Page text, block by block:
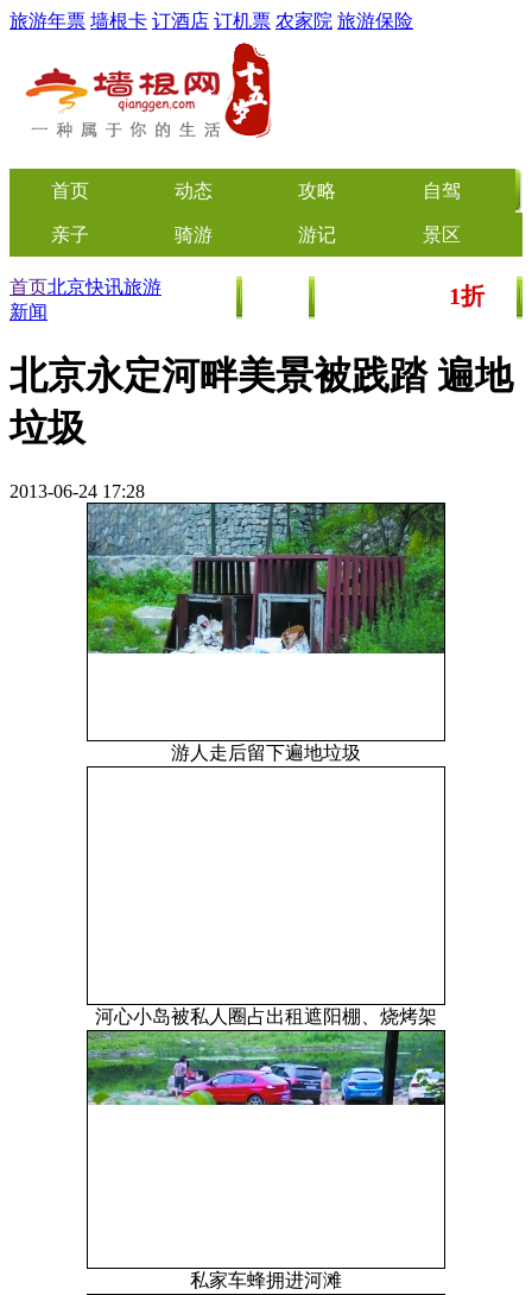
旅游年票 墙根卡 订酒店 订机票 农家院 旅游保险
首页 动态 攻略 自驾
亲子 骑游 游记 景区
1折起
首页北京快讯旅游
新闻
北京永定河畔美景被践踏 遍地
垃圾
2013-06-24 17:28
游人走后留下遍地垃圾
河心小岛被私人圈占出租遮阳棚、烧烤架
私家车蜂拥进河滩